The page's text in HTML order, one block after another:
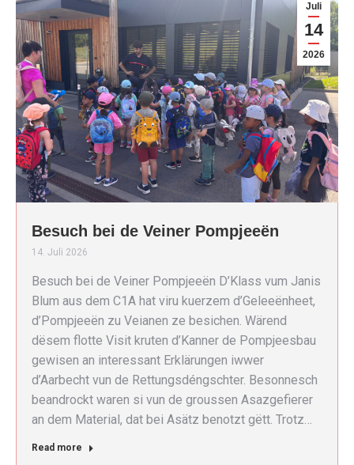
Juli
14
2026
Besuch bei de Veiner Pompjeeën
14. Juli 2026
Besuch bei de Veiner Pompjeeën D’Klass vum Janis
Blum aus dem C1A hat viru kuerzem d’Geleeënheet,
d’Pompjeeën zu Veianen ze besichen. Wärend
dësem flotte Visit kruten d’Kanner de Pompjeesbau
gewisen an interessant Erklärungen iwwer
d’Aarbecht vun de Rettungsdéngschter. Besonnesch
beandrockt waren si vun de groussen Asazgefierer
an dem Material, dat bei Asätz benotzt gëtt. Trotz…
Read more